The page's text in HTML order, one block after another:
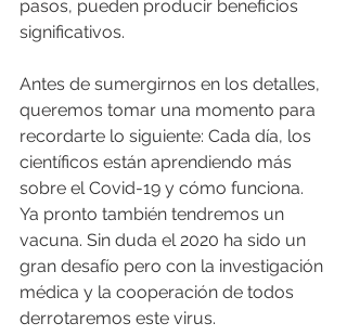
pasos, pueden producir beneficios
significativos.
Antes de sumergirnos en los detalles,
queremos tomar una momento para
recordarte lo siguiente: Cada día, los
científicos están aprendiendo más
sobre el Covid-19 y cómo funciona.
Ya pronto también tendremos un
vacuna. Sin duda el 2020 ha sido un
gran desafío pero con la investigación
médica y la cooperación de todos
derrotaremos este virus.